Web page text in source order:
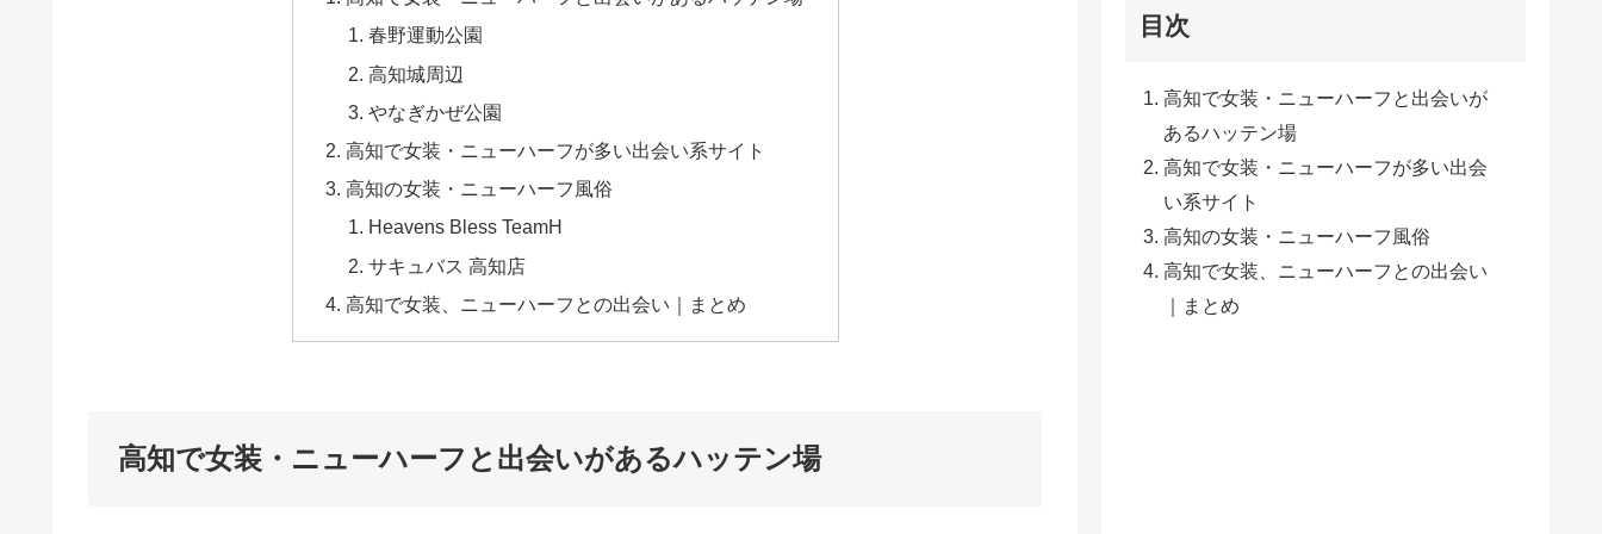
春野運動公園
高知城周辺
やなぎかぜ公園
高知で女装・ニューハーフが多い出会い系サイト
高知の女装・ニューハーフ風俗
Heavens Bless TeamH
サキュバス 高知店
高知で女装、ニューハーフとの出会い｜まとめ
高知で女装・ニューハーフと出会いがあるハッテン場
目次
高知で女装・ニューハーフと出会いが
あるハッテン場
高知で女装・ニューハーフが多い出会
い系サイト
高知の女装・ニューハーフ風俗
高知で女装、ニューハーフとの出会い
｜まとめ